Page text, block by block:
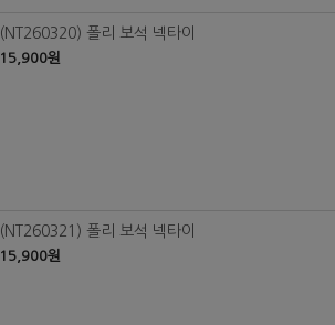
(NT260320) 폴리 보석 넥타이
15,900원
(NT260321) 폴리 보석 넥타이
15,900원